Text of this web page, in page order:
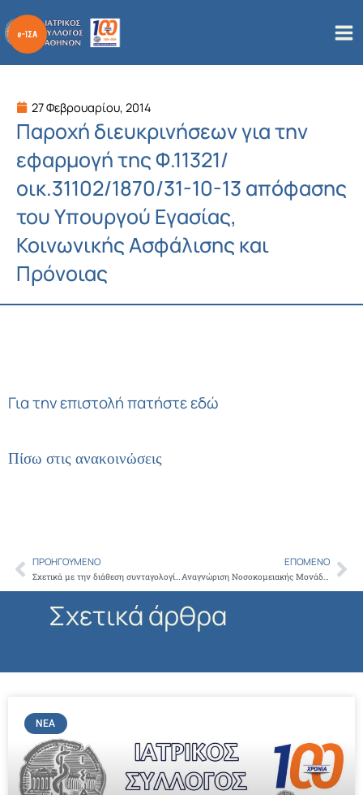
στο
περιεχόμενο
27 Φεβρουαρίου, 2014
Παροχή διευκρινήσεων για την
εφαρμογή της Φ.11321/
οικ.31102/1870/31-10-13 απόφασης
του Υπουργού Εγασίας,
Κοινωνικής Ασφάλισης και
Πρόνοιας
Για την επιστολή πατήστε εδώ
Πίσω στις ανακοινώσεις
Prev
ΠΡΟΗΓΟΎΜΕΝΟ
Σχετικά με την διάθεση συνταγολογίων από τις Περιφερειακές Δ/νσεις ΕΟΠΥΥ
ΕΠΌΜΕΝΟ
Αναγνώριση Νοσοκομειακής Μονάδας ως κατάλληλης για άσκηση των γιατρών
Σχετικά άρθρα
ΝΈΑ